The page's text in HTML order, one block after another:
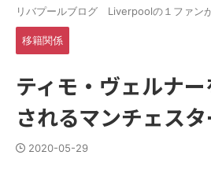
リバプールブログ Liverpoolの１ファン
移籍関係
ティモ・ヴェルナ
されるマンチェス
2020-05-29